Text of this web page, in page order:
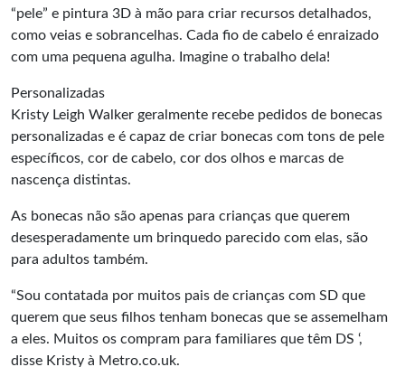
“pele” e pintura 3D à mão para criar recursos detalhados,
como veias e sobrancelhas. Cada fio de cabelo é enraizado
com uma pequena agulha. Imagine o trabalho dela!
Personalizadas
Kristy Leigh Walker geralmente recebe pedidos de bonecas
personalizadas e é capaz de criar bonecas com tons de pele
específicos, cor de cabelo, cor dos olhos e marcas de
nascença distintas.
As bonecas não são apenas para crianças que querem
desesperadamente um brinquedo parecido com elas, são
para adultos também.
“Sou contatada por muitos pais de crianças com SD que
querem que seus filhos tenham bonecas que se assemelham
a eles. Muitos os compram para familiares que têm DS ‘,
disse Kristy à Metro.co.uk.